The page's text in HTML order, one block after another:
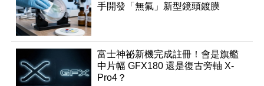
手開發「無氟」新型鏡頭鍍膜
富士神祕新機完成註冊！會是旗艦
中片幅 GFX180 還是復古旁軸 X-
Pro4？